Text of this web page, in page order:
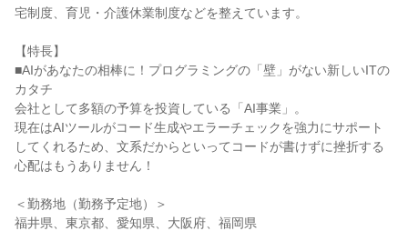
宅制度、育児・介護休業制度などを整えています。
【特長】
■AIがあなたの相棒に！プログラミングの「壁」がない新しいITの
カタチ
会社として多額の予算を投資している「AI事業」。
現在はAIツールがコード生成やエラーチェックを強力にサポート
してくれるため、文系だからといってコードが書けずに挫折する
心配はもうありません！
＜勤務地（勤務予定地）＞
福井県、東京都、愛知県、大阪府、福岡県